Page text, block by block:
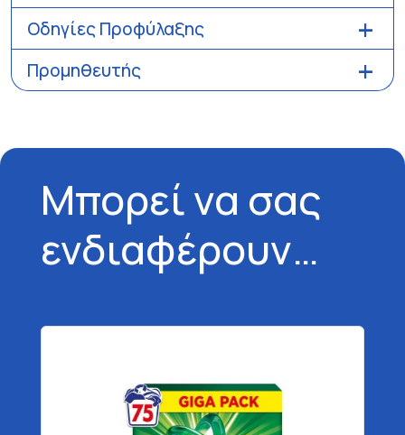
Οδηγίες Προφύλαξης
Προμηθευτής
Μπορεί να σας
ενδιαφέρουν…